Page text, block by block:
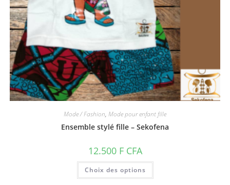
Mode / Fashion, Mode pour enfant fille
Ensemble stylé fille – Sekofena
12.500 F CFA
Choix des options
Ce
a